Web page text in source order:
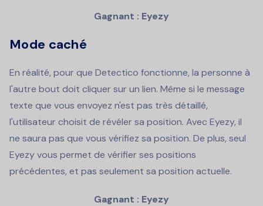
Gagnant : Eyezy
Mode caché
En réalité, pour que Detectico fonctionne, la personne à
l'autre bout doit cliquer sur un lien. Même si le message
texte que vous envoyez n'est pas très détaillé,
l'utilisateur choisit de révéler sa position. Avec Eyezy, il
ne saura pas que vous vérifiez sa position. De plus, seul
Eyezy vous permet de vérifier ses positions
précédentes, et pas seulement sa position actuelle.
Gagnant : Eyezy